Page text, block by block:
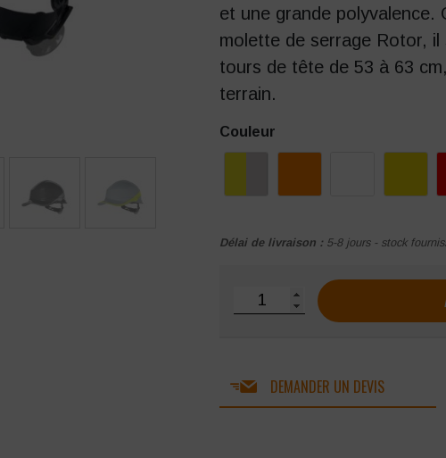
et une grande polyvalence.
molette de serrage Rotor, il
tours de tête de 53 à 63
terrain.
Couleur
Délai de livraison : 5-8 jours - stock
quantité de Casque de
DEMANDER UN DEVIS